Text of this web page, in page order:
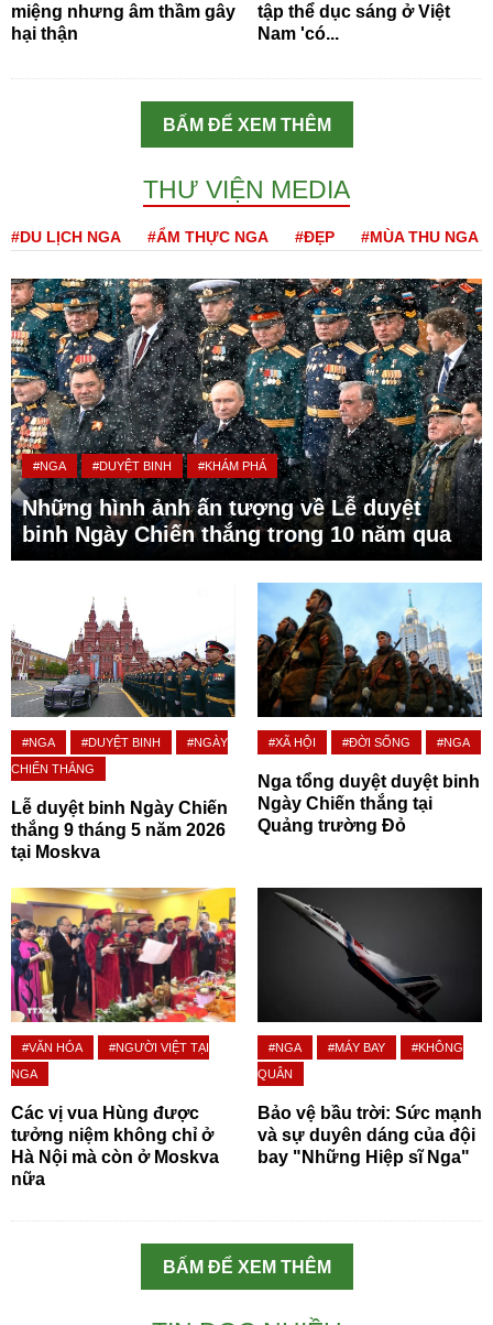
miệng nhưng âm thầm gây
hại thận
tập thể dục sáng ở Việt
Nam 'có...
BẤM ĐỂ XEM THÊM
THƯ VIỆN MEDIA
#DU LỊCH NGA #ẨM THỰC NGA #ĐẸP #MÙA THU NGA
#NGA #DUYỆT BINH #KHÁM PHÁ
Những hình ảnh ấn tượng về Lễ duyệt
binh Ngày Chiến thắng trong 10 năm qua
#NGA #DUYỆT BINH
#NGÀY
CHIẾN THẮNG
Lễ duyệt binh Ngày Chiến
thắng 9 tháng 5 năm 2026
tại Moskva
#XÃ HỘI #ĐỜI SỐNG #NGA
Nga tổng duyệt duyệt binh
Ngày Chiến thắng tại
Quảng trường Đỏ
#VĂN HÓA
#NGƯỜI VIỆT TẠI
NGA
Các vị vua Hùng được
tưởng niệm không chỉ ở
Hà Nội mà còn ở Moskva
nữa
#NGA #MÁY BAY
#KHÔNG
QUÂN
Bảo vệ bầu trời: Sức mạnh
và sự duyên dáng của đội
bay "Những Hiệp sĩ Nga"
BẤM ĐỂ XEM THÊM